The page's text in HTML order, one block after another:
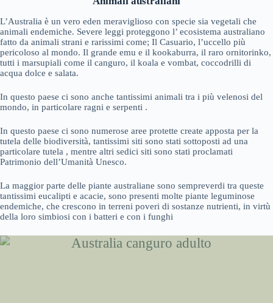
L’Australia è un vero eden meraviglioso con specie sia vegetali che
animali endemiche. Severe leggi proteggono l’ ecosistema australiano
fatto da animali strani e rarissimi come; Il Casuario, l’uccello più
pericoloso al mondo. Il grande emu e il kookaburra, il raro ornitorinko,
tutti i marsupiali come il canguro, il koala e vombat, coccodrilli di
acqua dolce e salata.
In questo paese ci sono anche tantissimi animali tra i più velenosi del
mondo, in particolare ragni e serpenti .
In questo paese ci sono numerose aree protette create apposta per la
tutela delle biodiversità, tantissimi siti sono stati sottoposti ad una
particolare tutela , mentre altri sedici siti sono stati proclamati
Patrimonio dell’Umanità Unesco.
La maggior parte delle piante australiane sono sempreverdi tra queste
tantissimi eucalipti e acacie, sono presenti molte piante leguminose
endemiche, che crescono in terreni poveri di sostanze nutrienti, in virtù
della loro simbiosi con i batteri e con i funghi